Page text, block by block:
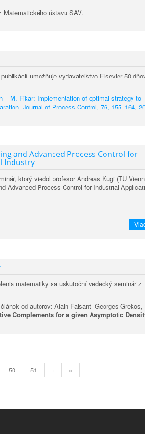
Matematického ústavu SAV.
umožňuje vydavateľstvo Elsevier 50-
– M. Fikar: Implementation of optimal strategy to
Journal of Process Control, 76, 155–164,
and Advanced Process Control for
Industry
ktorý viedol profesor Andreas Kugi (TU
Advanced Process Control for Industrial
matematiky sa uskutoční vedecký seminár z
článok od autorov: Alain Faisant, Georges Grekos,
Complements for a given Asymptotic
50 51 › »